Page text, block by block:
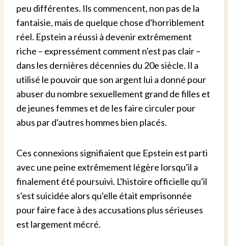
peu différentes. Ils commencent, non pas de la
fantaisie, mais de quelque chose d'horriblement
réel. Epstein a réussi à devenir extrêmement
riche – expressément comment n'est pas clair –
dans les dernières décennies du 20e siècle. Il a
utilisé le pouvoir que son argent lui a donné pour
abuser du nombre sexuellement grand de filles et
de jeunes femmes et de les faire circuler pour
abus par d'autres hommes bien placés.
Ces connexions signifiaient que Epstein est parti
avec une peine extrêmement légère lorsqu'il a
finalement été poursuivi. L'histoire officielle qu'il
s'est suicidée alors qu'elle était emprisonnée
pour faire face à des accusations plus sérieuses
est largement mécré.